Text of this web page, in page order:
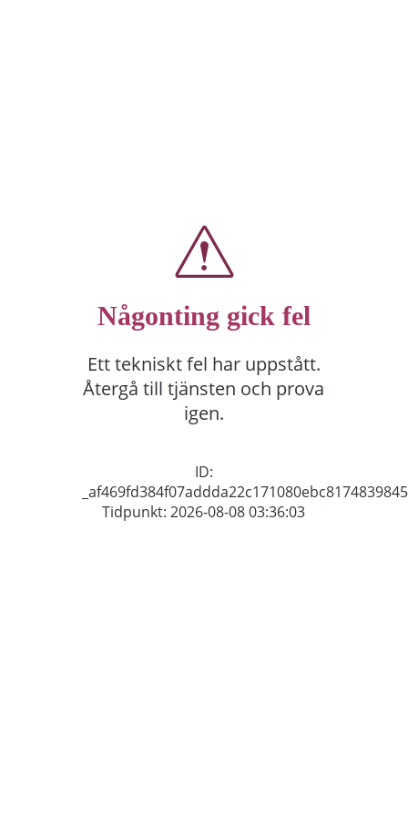
Någonting gick fel
Ett tekniskt fel har uppstått.
Återgå till tjänsten och prova
igen.
ID:
_af469fd384f07addda22c171080ebc8174839845
Tidpunkt: 2026-08-08 03:36:03